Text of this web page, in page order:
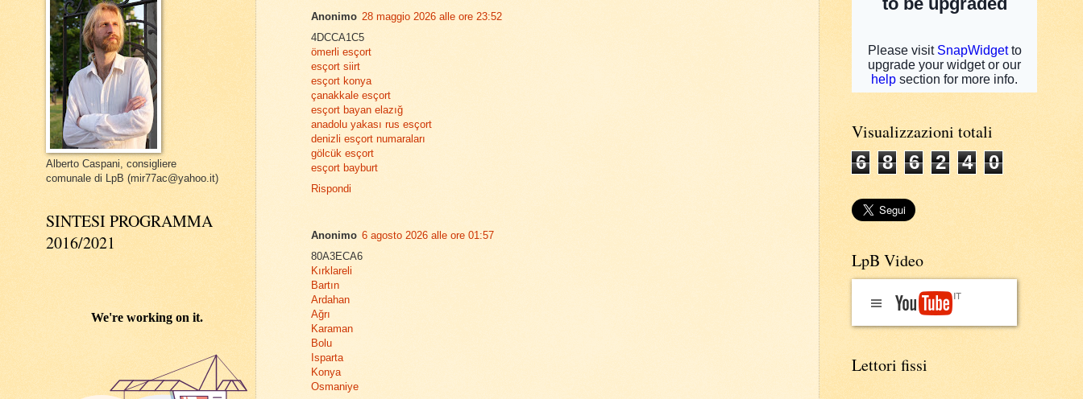
Anonimo 28 maggio 2026 alle ore 23:52
4DCCA1C5
ömerli esçort
esçort siirt
esçort konya
çanakkale esçort
esçort bayan elazığ
anadolu yakası rus esçort
denizli esçort numaraları
gölcük esçort
esçort bayburt
Rispondi
Anonimo 6 agosto 2026 alle ore 01:57
80A3ECA6
Kırklareli
Bartın
Ardahan
Ağrı
Karaman
Bolu
Isparta
Konya
Osmaniye
Alberto Caspani, consigliere
comunale di LpB (mir77ac@yahoo.it)
SINTESI PROGRAMMA
2016/2021
Visualizzazioni totali
6
8 6 2 4 0
LpB Video
Lettori fissi